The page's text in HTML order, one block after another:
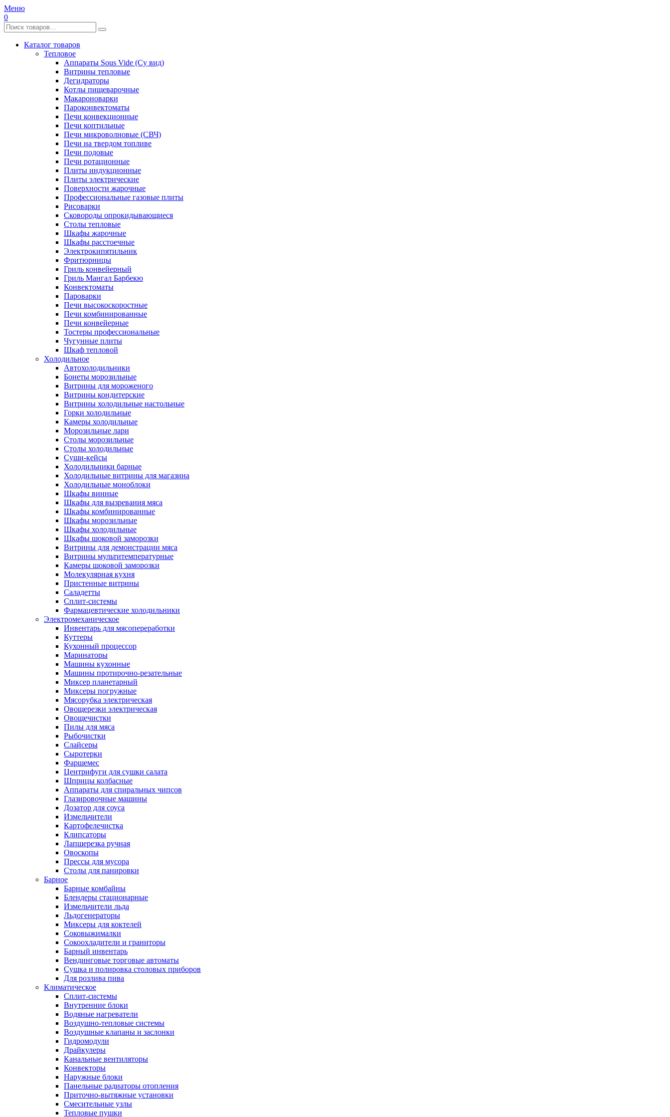
Меню
0
Каталог товаров
Тепловое
Аппараты Sous Vide (Су вид)
Витрины тепловые
Дегидраторы
Котлы пищеварочные
Макароноварки
Пароконвектоматы
Печи конвекционные
Печи коптильные
Печи микроволновые (СВЧ)
Печи на твердом топливе
Печи подовые
Печи ротационные
Плиты индукционные
Плиты электрические
Поверхности жарочные
Профессиональные газовые плиты
Рисоварки
Сковороды опрокидывающиеся
Столы тепловые
Шкафы жарочные
Шкафы расстоечные
Электрокипятильник
Фритюрницы
Гриль конвейерный
Гриль Мангал Барбекю
Конвектоматы
Пароварки
Печи высокоскоростные
Печи комбинированные
Печи конвейерные
Тостеры профессиональные
Чугунные плиты
Шкаф тепловой
Холодильное
Автохолодильники
Бонеты морозильные
Витрины для мороженого
Витрины кондитерские
Витрины холодильные настольные
Горки холодильные
Камеры холодильные
Морозильные лари
Столы морозильные
Столы холодильные
Суши-кейсы
Холодильники барные
Холодильные витрины для магазина
Холодильные моноблоки
Шкафы винные
Шкафы для вызревания мяса
Шкафы комбинированные
Шкафы морозильные
Шкафы холодильные
Шкафы шоковой заморозки
Витрины для демонстрации мяса
Витрины мультитемпературные
Камеры шоковой заморозки
Молекулярная кухня
Пристенные витрины
Саладетты
Сплит-системы
Фармацевтические холодильники
Электромеханическое
Инвентарь для мясопереработки
Куттеры
Кухонный процессор
Маринаторы
Машины кухонные
Машины протирочно-резательные
Миксер планетарный
Миксеры погружные
Мясорубка электрическая
Овощерезки электрическая
Овощечистки
Пилы для мяса
Рыбочистки
Слайсеры
Сыротерки
Фаршемес
Центрифуги для сушки салата
Шприцы колбасные
Аппараты для спиральных чипсов
Глазировочные машины
Дозатор для соуса
Измельчители
Картофелечистка
Клипсаторы
Лапшерезка ручная
Овоскопы
Прессы для мусора
Столы для панировки
Барное
Барные комбайны
Блендеры стационарные
Измельчители льда
Льдогенераторы
Миксеры для коктелей
Соковыжималки
Сокоохладители и граниторы
Барный инвентарь
Вендинговые торговые автоматы
Сушка и полировка столовых приборов
Для розлива пива
Климатическое
Сплит-системы
Внутренние блоки
Водяные нагреватели
Воздушно-тепловые системы
Воздушные клапаны и заслонки
Гидромодули
Драйкулеры
Канальные вентиляторы
Конвекторы
Наружные блоки
Панельные радиаторы отопления
Приточно-вытяжные установки
Смесительные узлы
Тепловые пушки